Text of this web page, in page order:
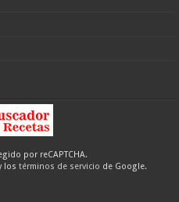
por reCAPTCHA.
los términos de servicio de Google.